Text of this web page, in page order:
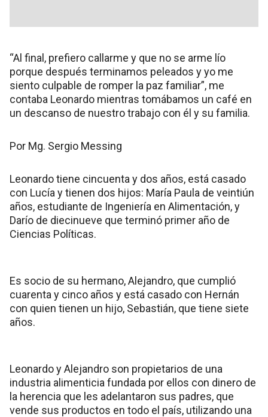
“Al final, prefiero callarme y que no se arme lío
porque después terminamos peleados y yo me
siento culpable de romper la paz familiar”, me
contaba Leonardo mientras tomábamos un café en
un descanso de nuestro trabajo con él y su familia.
Por Mg. Sergio Messing
Leonardo tiene cincuenta y dos años, está casado
con Lucía y tienen dos hijos: María Paula de veintiún
años, estudiante de Ingeniería en Alimentación, y
Darío de diecinueve que terminó primer año de
Ciencias Políticas.
Es socio de su hermano, Alejandro, que cumplió
cuarenta y cinco años y está casado con Hernán
con quien tienen un hijo, Sebastián, que tiene siete
años.
Leonardo y Alejandro son propietarios de una
industria alimenticia fundada por ellos con dinero de
la herencia que les adelantaron sus padres, que
vende sus productos en todo el país, utilizando una